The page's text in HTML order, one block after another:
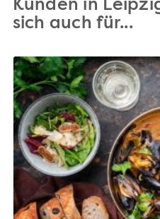
Kunden in
sich auch für...